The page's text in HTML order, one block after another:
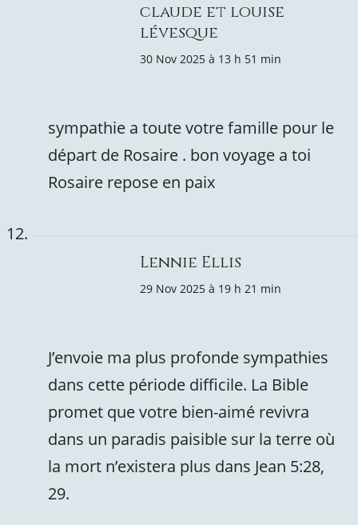
claude et louise
lévesque
30 Nov 2025 à 13 h 51 min
sympathie a toute votre famille pour le
départ de Rosaire . bon voyage a toi
Rosaire repose en paix
Lennie Ellis
29 Nov 2025 à 19 h 21 min
J’envoie ma plus profonde sympathies
dans cette période difficile. La Bible
promet que votre bien-aimé revivra
dans un paradis paisible sur la terre où
la mort n’existera plus dans Jean 5:28,
29.